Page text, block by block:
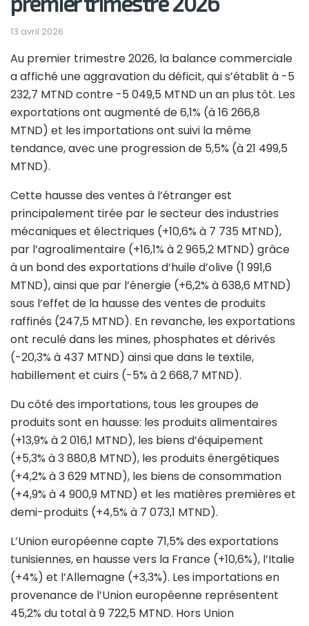
13 avril 2026
Au premier trimestre 2026, la balance commerciale
a affiché une aggravation du déficit, qui s’établit à -5
232,7 MTND contre -5 049,5 MTND un an plus tôt. Les
exportations ont augmenté de 6,1% (à 16 266,8
MTND) et les importations ont suivi la même
tendance, avec une progression de 5,5% (à 21 499,5
MTND).
Cette hausse des ventes à l’étranger est
principalement tirée par le secteur des industries
mécaniques et électriques (+10,6% à 7 735 MTND),
par l’agroalimentaire (+16,1% à 2 965,2 MTND) grâce
à un bond des exportations d’huile d’olive (1 991,6
MTND), ainsi que par l’énergie (+6,2% à 638,6 MTND)
sous l’effet de la hausse des ventes de produits
raffinés (247,5 MTND). En revanche, les exportations
ont reculé dans les mines, phosphates et dérivés
(-20,3% à 437 MTND) ainsi que dans le textile,
habillement et cuirs (-5% à 2 668,7 MTND).
Du côté des importations, tous les groupes de
produits sont en hausse: les produits alimentaires
(+13,9% à 2 016,1 MTND), les biens d’équipement
(+5,3% à 3 880,8 MTND), les produits énergétiques
(+4,2% à 3 629 MTND), les biens de consommation
(+4,9% à 4 900,9 MTND) et les matières premières et
demi-produits (+4,5% à 7 073,1 MTND).
L’Union européenne capte 71,5% des exportations
tunisiennes, en hausse vers la France (+10,6%), l’Italie
(+4%) et l’Allemagne (+3,3%). Les importations en
provenance de l’Union européenne représentent
45,2% du total à 9 722,5 MTND. Hors Union